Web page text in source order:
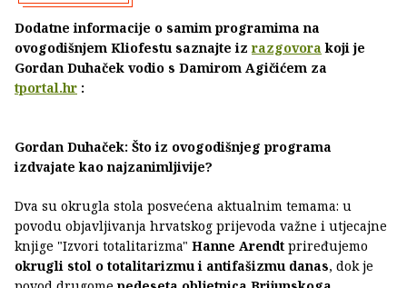
Dodatne informacije o samim programima na
ovogodišnjem Kliofestu saznajte izrazgovora koji je
Gordan Duhaček vodio s Damirom Agičićem za
tportal.hr :
Gordan Duhaček: Što iz ovogodišnjeg programa
izdvajate kao najzanimljivije?
Dva su okrugla stola posvećena aktualnim temama: u
povodu objavljivanja hrvatskog prijevoda važne i utjecajne
knjige "Izvori totalitarizma" Hanne Arendt priređujemo
okrugli stol o totalitarizmu i antifašizmu danas, dok je